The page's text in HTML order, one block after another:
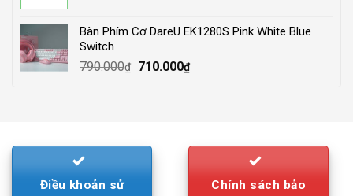
210.000₫.195.000₫.
Bàn Phím Cơ DareU EK1280S Pink White Blue
Switch
790.000₫
Original
710.000₫Current
Điều khoản sử
Chính sách bảo